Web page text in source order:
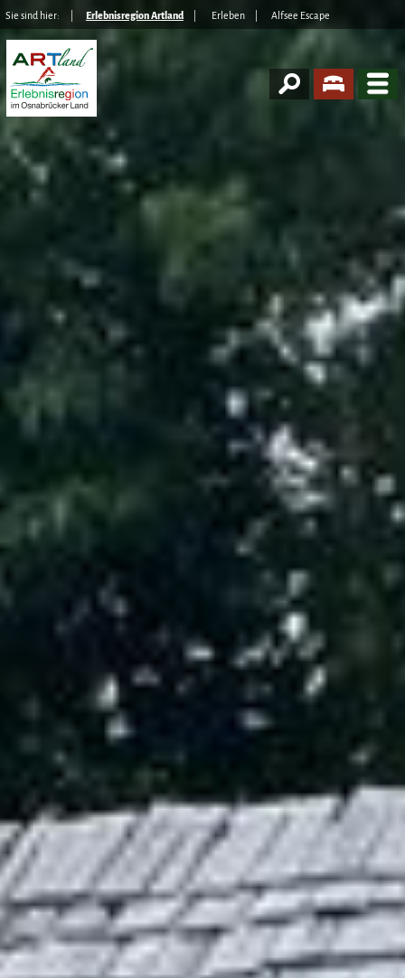
Sie sind hier: Erlebnisregion Artland Erleben Alfsee Escape